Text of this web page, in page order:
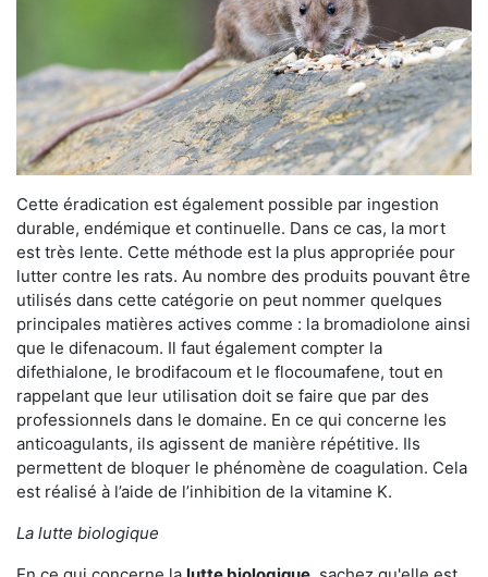
Cette éradication est également possible par ingestion
durable, endémique et continuelle. Dans ce cas, la mort
est très lente. Cette méthode est la plus appropriée pour
lutter contre les rats. Au nombre des produits pouvant être
utilisés dans cette catégorie on peut nommer quelques
principales matières actives comme : la bromadiolone ainsi
que le difenacoum. Il faut également compter la
difethialone, le brodifacoum et le flocoumafene, tout en
rappelant que leur utilisation doit se faire que par des
professionnels dans le domaine. En ce qui concerne les
anticoagulants, ils agissent de manière répétitive. Ils
permettent de bloquer le phénomène de coagulation. Cela
est réalisé à l’aide de l’inhibition de la vitamine K.
La lutte biologique